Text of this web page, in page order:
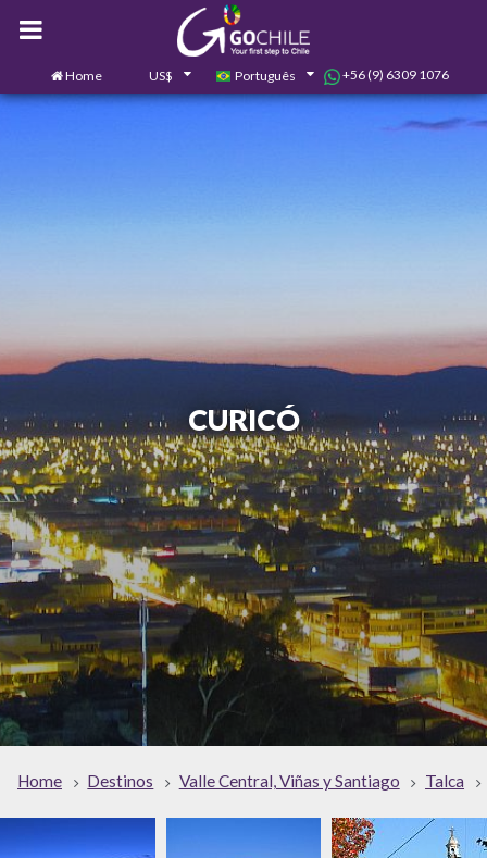
Home US$ Português +56 (9) 6309 1076
CURICÓ
Home Destinos Valle Central, Viñas y Santiago Talca